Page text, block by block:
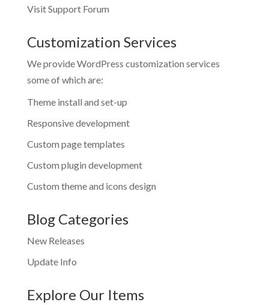
Visit Support Forum
Customization Services
We provide WordPress customization services
some of which are:
Theme install and set-up
Responsive development
Custom page templates
Custom plugin development
Custom theme and icons design
Blog Categories
New Releases
Update Info
Explore Our Items